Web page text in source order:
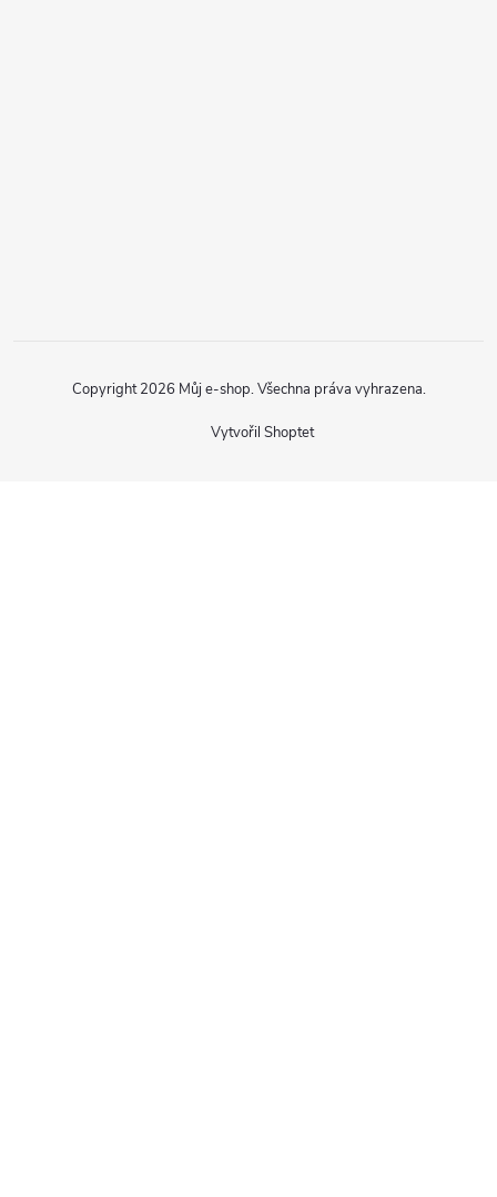
Vytvořil Shoptet
Copyright 2026 Můj e-shop. Všechna práva vyhrazena.